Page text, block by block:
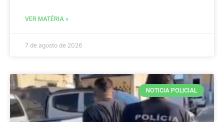
VER MATÉRIA »
7 de agosto de 2026
NOTICIA POLICIAL